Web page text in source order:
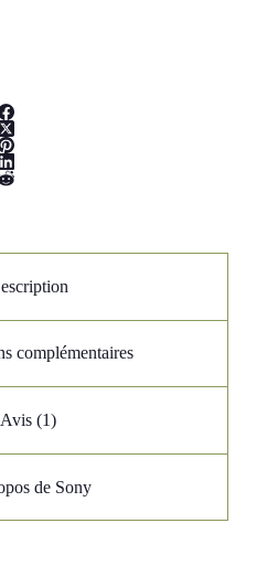
complémentaires
Avis (1)
de Sony